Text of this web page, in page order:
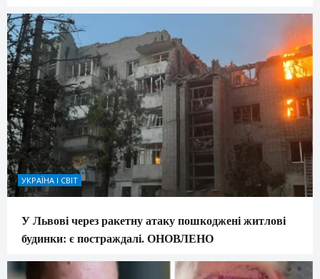
УКРАЇНА І СВІТ
У Львові через ракетну атаку пошкоджені житлові
будинки: є постраждалі. ОНОВЛЕНО